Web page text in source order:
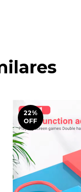
22%
OFF